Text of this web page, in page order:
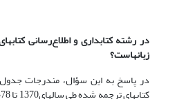
در رشته کتابداری و اطلاع‌رسانی
زبانهاست؟